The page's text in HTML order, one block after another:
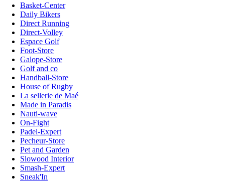
Basket-Center
Daily Bikers
Direct Running
Direct-Volley
Espace Golf
Foot-Store
Galope-Store
Golf and co
Handball-Store
House of Rugby
La sellerie de Maé
Made in Paradis
Nauti-wave
On-Fight
Padel-Expert
Pecheur-Store
Pet and Garden
Slowood Interior
Smash-Expert
Sneak'In